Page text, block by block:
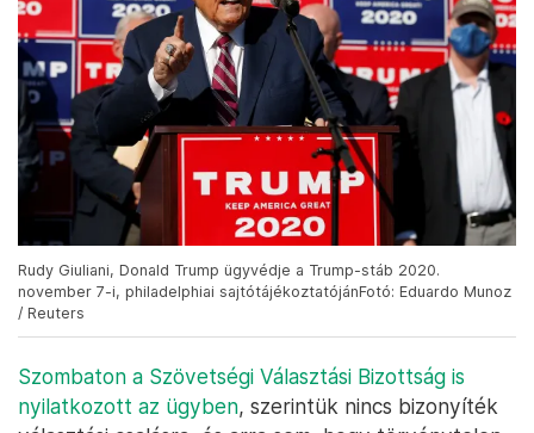
Rudy Giuliani, Donald Trump ügyvédje a Trump-stáb 2020.
november 7-i, philadelphiai sajtótájékoztatójánFotó: Eduardo Munoz
/ Reuters
Szombaton a Szövetségi Választási Bizottság is
nyilatkozott az ügyben, szerintük nincs bizonyíték